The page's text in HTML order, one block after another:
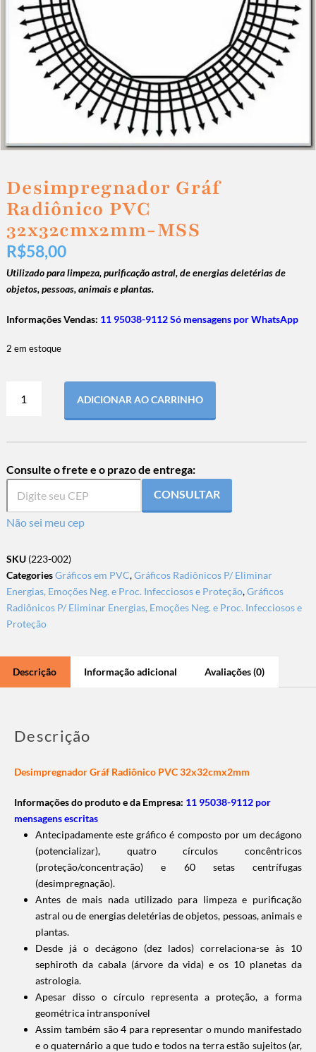
Desimpregnador Gráf
Radiônico PVC
32x32cmx2mm-MSS
R$58,00
Utilizado para limpeza, purificação astral, de energias deletérias de
objetos, pessoas, animais e plantas.
Informações Vendas: 11 95038-9112 Só mensagens por WhatsApp
2 em estoque
ADICIONAR AO CARRINHO
Consulte o frete e o prazo de entrega:
CONSULTAR
Não sei meu cep
SKU (223-002)
CategoriesGráficos em PVC,Gráficos Radiônicos P/ Eliminar
Energias, Emoções Neg. e Proc. Infecciosos e Proteção,Gráficos
Radiônicos P/ Eliminar Energias, Emoções Neg. e Proc. Infecciosos e
Proteção
Descrição Informação adicional Avaliações (0)
Descrição
Desimpregnador Gráf Radiônico PVC 32x32cmx2mm
Informações do produto e da Empresa: 11 95038-9112 por
mensagens escritas
Antecipadamente este gráfico é composto por um decágono
(potencializar), quatro círculos concêntricos
(proteção/concentração) e 60 setas centrífugas
(desimpregnação).
Antes de mais nada utilizado para limpeza e purificação
astral ou de energias deletérias de objetos, pessoas, animais e
plantas.
Desde já o decágono (dez lados) correlaciona-se às 10
sephiroth da cabala (árvore da vida) e os 10 planetas da
astrologia.
Apesar disso o círculo representa a proteção, a forma
geométrica intransponível
Assim também são 4 para representar o mundo manifestado
e o quaternário a que tudo e todos na terra estão sujeitos (ar,